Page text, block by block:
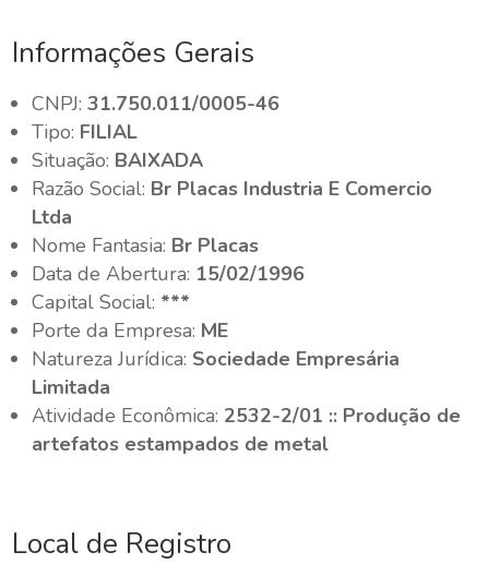
Informações Gerais
CNPJ:31.750.011/0005-46
Tipo: FILIAL
Situação: BAIXADA
Razão Social: Br Placas Industria E Comercio
Ltda
Nome Fantasia: Br Placas
Data de Abertura: 15/02/1996
Capital Social: ***
Porte da Empresa: ME
Natureza Jurídica: Sociedade Empresária
Limitada
Atividade Econômica: 2532-2/01 :: Produção de
artefatos estampados de metal
Local de Registro